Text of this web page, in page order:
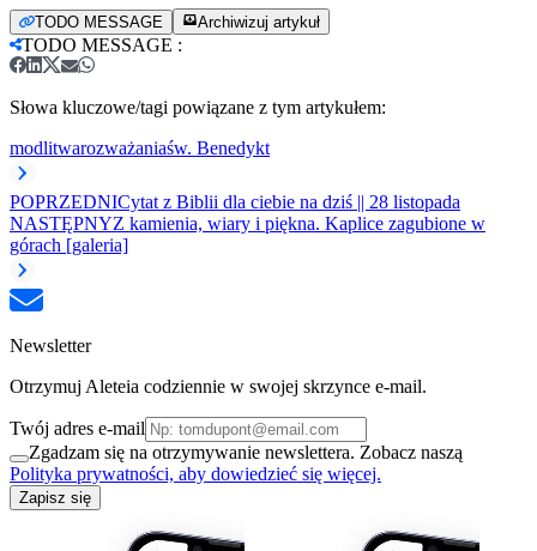
TODO MESSAGE Archiwizuj artykuł
TODO MESSAGE :
Słowa kluczowe/tagi powiązane z tym artykułem:
modlitwarozważaniaśw. Benedykt
POPRZEDNICytat z Biblii dla ciebie na dziś || 28 listopada
NASTĘPNYZ kamienia, wiary i piękna. Kaplice zagubione w
górach [galeria]
Newsletter
Otrzymuj Aleteia codziennie w swojej skrzynce e-mail.
Twój adres e-mail
Zgadzam się na otrzymywanie newslettera. Zobacz naszą
Polityka prywatności, aby dowiedzieć się więcej.
Zapisz się